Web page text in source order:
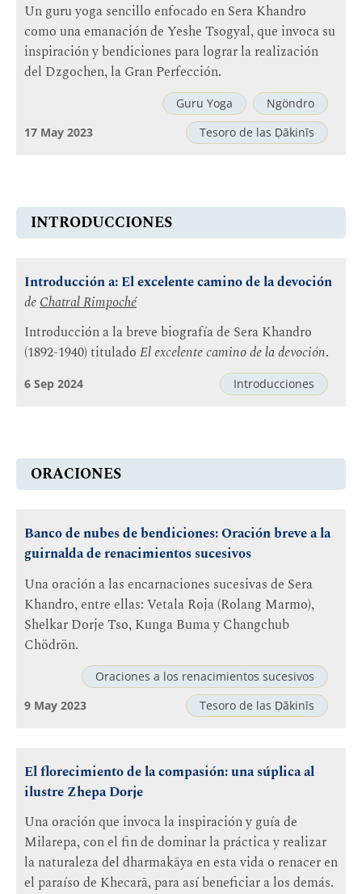
Un guru yoga sencillo enfocado en Sera Khandro
como una emanación de Yeshe Tsogyal, que invoca su
inspiración y bendiciones para lograr la realización
del Dzgochen, la Gran Perfección.
Guru Yoga
Ngöndro
Tesoro de las Ḍākinīs
17 May 2023
INTRODUCCIONES
Introducción a: El excelente camino de la devoción
deChatral Rimpoché
Introducción a la breve biografía de Sera Khandro
(1892-1940) titulado El excelente camino de la devoción.
Introducciones
6 Sep 2024
ORACIONES
Banco de nubes de bendiciones: Oración breve a la
guirnalda de renacimientos sucesivos
Una oración a las encarnaciones sucesivas de Sera
Khandro, entre ellas: Vetala Roja (Rolang Marmo),
Shelkar Dorje Tso, Kunga Buma y Changchub
Chödrön.
Oraciones a los renacimientos sucesivos
Tesoro de las Ḍākinīs
9 May 2023
El florecimiento de la compasión: una súplica al
ilustre Zhepa Dorje
Una oración que invoca la inspiración y guía de
Milarepa, con el fin de dominar la práctica y realizar
la naturaleza del dharmakāya en esta vida o renacer en
el paraíso de Khecarā, para así beneficiar a los demás.